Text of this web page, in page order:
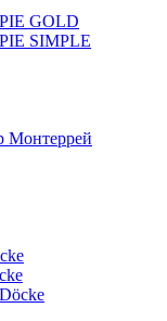
GOLD
SIMPLE
Монтеррей